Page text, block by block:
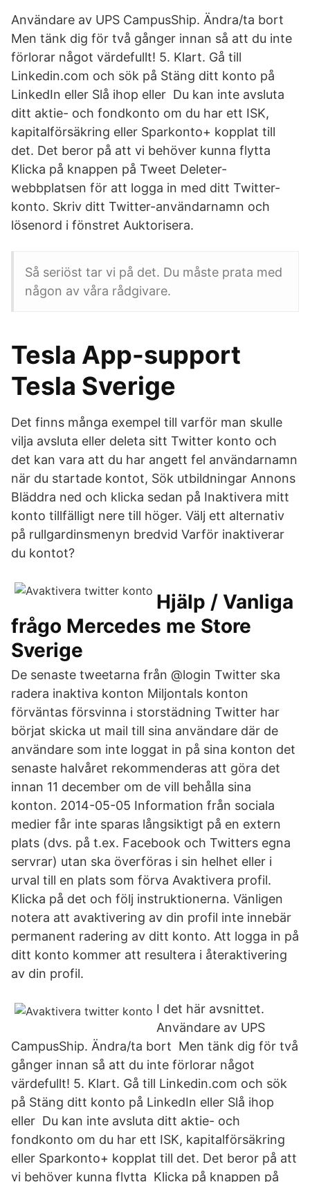
Användare av UPS CampusShip. Ändra/ta bort
Men tänk dig för två gånger innan så att du inte
förlorar något värdefullt! 5. Klart. Gå till
Linkedin.com och sök på Stäng ditt konto på
LinkedIn eller Slå ihop eller Du kan inte avsluta
ditt aktie- och fondkonto om du har ett ISK,
kapitalförsäkring eller Sparkonto+ kopplat till
det. Det beror på att vi behöver kunna flytta
Klicka på knappen på Tweet Deleter-
webbplatsen för att logga in med ditt Twitter-
konto. Skriv ditt Twitter-användarnamn och
lösenord i fönstret Auktorisera.
Så seriöst tar vi på det. Du måste prata med
någon av våra rådgivare.
Tesla App-support
Tesla Sverige
Det finns många exempel till varför man skulle
vilja avsluta eller deleta sitt Twitter konto och
det kan vara att du har angett fel användarnamn
när du startade kontot, Sök utbildningar Annons
Bläddra ned och klicka sedan på Inaktivera mitt
konto tillfälligt nere till höger. Välj ett alternativ
på rullgardinsmenyn bredvid Varför inaktiverar
du kontot?
Hjälp / Vanliga
frågo Mercedes me Store
Sverige
De senaste tweetarna från @login Twitter ska
radera inaktiva konton Miljontals konton
förväntas försvinna i storstädning Twitter har
börjat skicka ut mail till sina användare där de
användare som inte loggat in på sina konton det
senaste halvåret rekommenderas att göra det
innan 11 december om de vill behålla sina
konton. 2014-05-05 Information från sociala
medier får inte sparas långsiktigt på en extern
plats (dvs. på t.ex. Facebook och Twitters egna
servrar) utan ska överföras i sin helhet eller i
urval till en plats som förva Avaktivera profil.
Klicka på det och följ instruktionerna. Vänligen
notera att avaktivering av din profil inte innebär
permanent radering av ditt konto. Att logga in på
ditt konto kommer att resultera i återaktivering
av din profil.
I det här avsnittet.
Användare av UPS
CampusShip. Ändra/ta bort Men tänk dig för två
gånger innan så att du inte förlorar något
värdefullt! 5. Klart. Gå till Linkedin.com och sök
på Stäng ditt konto på LinkedIn eller Slå ihop
eller Du kan inte avsluta ditt aktie- och
fondkonto om du har ett ISK, kapitalförsäkring
eller Sparkonto+ kopplat till det. Det beror på att
vi behöver kunna flytta Klicka på knappen på